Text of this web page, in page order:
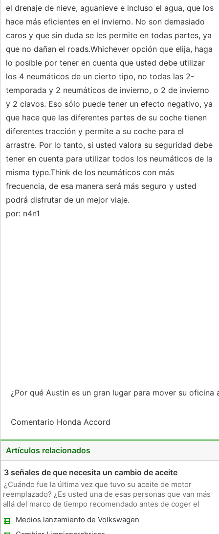
el drenaje de nieve, aguanieve e incluso el agua, que los
hace más eficientes en el invierno. No son demasiado
caros y que sin duda se les permite en todas partes, ya
que no dañan el roads.Whichever opción que elija, haga
lo posible por tener en cuenta que usted debe utilizar
los 4 neumáticos de un cierto tipo, no todas las 2-
temporada y 2 neumáticos de invierno, o 2 de invierno
y 2 clavos. Eso sólo puede tener un efecto negativo, ya
que hace que las diferentes partes de su coche tienen
diferentes tracción y permite a su coche para el
arrastre. Por lo tanto, si usted valora su seguridad debe
tener en cuenta para utilizar todos los neumáticos de la
misma type.Think de los neumáticos con más
frecuencia, de esa manera será más seguro y usted
podrá disfrutar de un mejor viaje.
por: n4n1
¿Por qué Austin es un gran lugar para mover su oficina
Comentario Honda Accord
Artículos relacionados
3 señales de que necesita un cambio de aceite
¿Cuándo fue la última vez que tuvo su aceite de motor
reemplazado? ¿Es usted una de esas personas que van más
allá del marco de tiempo recomendado antes de coger el
/reemplazado? Si eres tú el conductor, usted es uno de
Medios lanzamiento de Volkswagen
Camaleón gana el premio Communicator